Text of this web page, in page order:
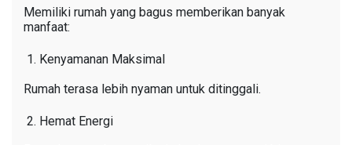
Memiliki rumah yang bagus memberikan banyak
manfaat:
Kenyamanan Maksimal
Rumah terasa lebih nyaman untuk ditinggali.
Hemat Energi